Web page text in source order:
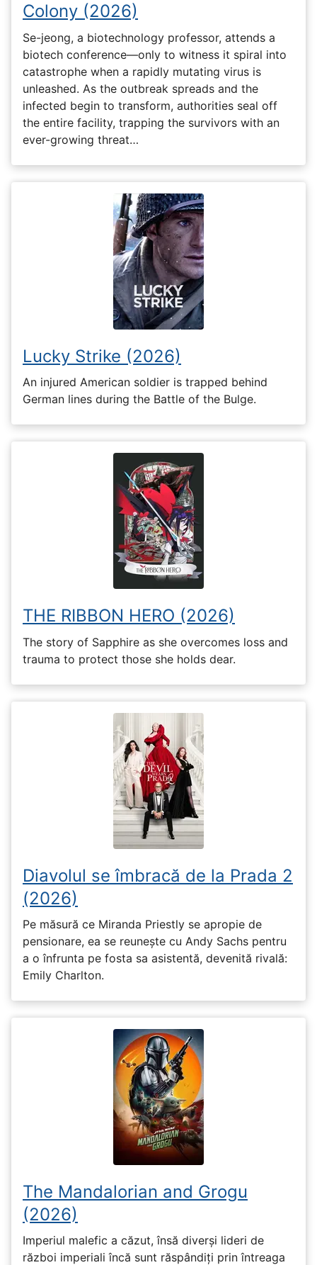
Colony (2026)
Se-jeong, a biotechnology professor, attends a
biotech conference—only to witness it spiral into
catastrophe when a rapidly mutating virus is
unleashed. As the outbreak spreads and the
infected begin to transform, authorities seal off
the entire facility, trapping the survivors with an
ever-growing threat…
Lucky Strike (2026)
An injured American soldier is trapped behind
German lines during the Battle of the Bulge.
THE RIBBON HERO (2026)
The story of Sapphire as she overcomes loss and
trauma to protect those she holds dear.
Diavolul se îmbracă de la Prada 2
(2026)
Pe măsură ce Miranda Priestly se apropie de
pensionare, ea se reunește cu Andy Sachs pentru
a o înfrunta pe fosta sa asistentă, devenită rivală:
Emily Charlton.
The Mandalorian and Grogu
(2026)
Imperiul malefic a căzut, însă diverși lideri de
război imperiali încă sunt răspândiți prin întreaga